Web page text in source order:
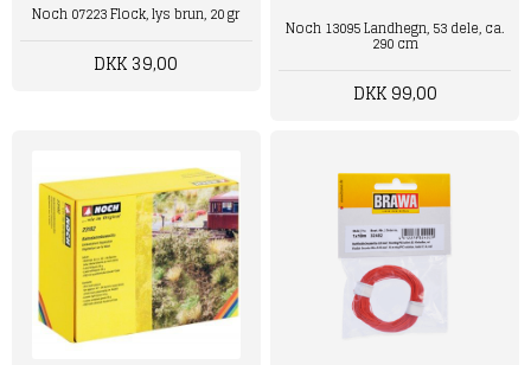
Noch 07223 Flock, lys brun, 20 gr
DKK 39,00
Noch 13095 Landhegn, 53 dele, ca.
290 cm
DKK 99,00